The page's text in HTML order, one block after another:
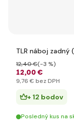
TLR náboj zadný
12,00 €
12,40 €(-3 %)
9,76 € bez DPH
+ 12 bodov
Posledný kus na